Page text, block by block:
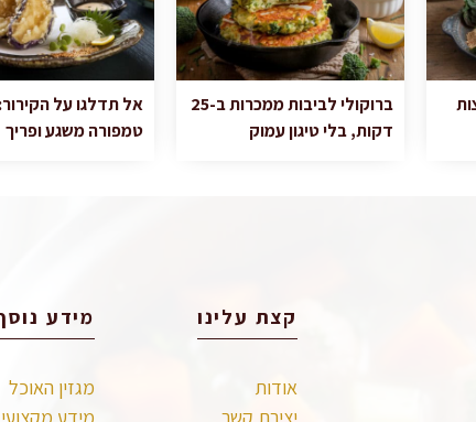
ברוקולי לביבות ממכרות ב-25
דקות, בלי טיגון עמוק
אל תדלגו על
טמפורה משגע ופריך
קצת עלינו
אודות
מידע
מגזין האוכל